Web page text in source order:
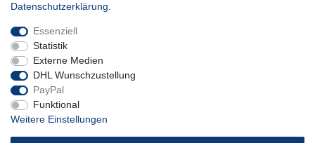
Daten­schutz­erklärung
Essenziell
Statistik
Externe Medien
DHL Wunschzustellung
PayPal
Funktional
Weitere Einstellungen